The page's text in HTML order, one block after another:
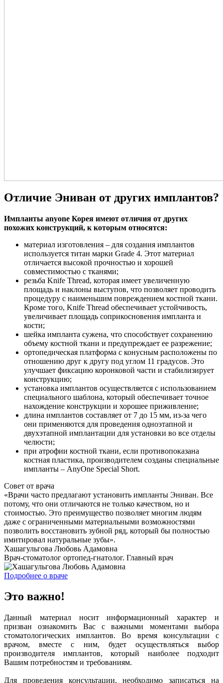
Отличие Эниван от других имплантов?
Импланты anyone Корея имеют отличия от других
похожих конструкций, к которым относятся:
материал изготовления – для создания имплантов
используется титан марки Grade 4. Этот материал
отличается высокой прочностью и хорошей
совместимостью с тканями;
резьба Knife Thread, которая имеет увеличенную
площадь и наклоны выступов, что позволяет проводить
процедуру с наименьшим повреждением костной ткани.
Кроме того, Knife Thread обеспечивает устойчивость,
увеличивает площадь соприкосновения импланта и
кости;
шейка импланта сужена, что способствует сохранению
объему костной ткани и предупреждает ее разрежение;
ортопедическая платформа с конусным расположены по
отношению друг к другу под углом 11 градусов. Это
улучшает фиксацию коронковой части и стабилизирует
конструкцию;
установка имплантов осуществляется с использованием
специального шаблона, который обеспечивает точное
нахождение конструкции и хорошее приживление;
длина имплантов составляет от 7 до 15 мм, из-за чего
они применяются для проведения одноэтапной и
двухэтапной имплантации для установки во все отделы
челюсти;
при атрофии костной ткани, если противопоказана
костная пластика, производителем созданы специальные
импланты – AnyOne Special Short.
Совет от врача
«Врачи часто предлагают установить импланты Эниван. Все
потому, что они отличаются не только качеством, но и
стоимостью. Это преимущество позволяет многим людям
даже с ограниченными материальными возможностями
позволить восстановить зубной ряд, который бы полностью
имитировал натуральные зубы».
Хашагульгова Любовь Адамовна
Врач-стоматолог ортопед-гнатолог. Главный врач
Подробнее о враче
Это важно!
Данный материал носит информационный характер и
призван ознакомить Вас с важными моментами выбора
стоматологических имплантов. Во время консультации с
врачом, вместе с ним, будет осуществляться выбор
производителя имплантов, который наиболее подходит
Вашим потребностям и требованиям.
Для проведения консультации, необходимо записаться на